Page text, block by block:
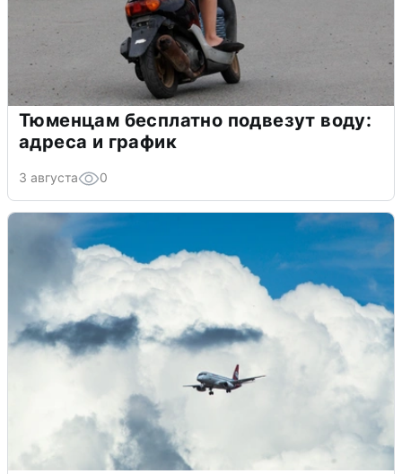
Тюменцам бесплатно подвезут воду:
адреса и график
3 августа 0